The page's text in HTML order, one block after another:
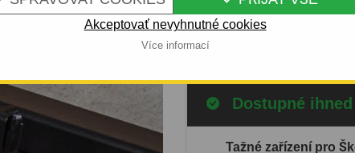
Akceptovať nevyhnutné cookies
Více informací
Celý popis produktu
Dostupné ihned
Tažné zařízení pro